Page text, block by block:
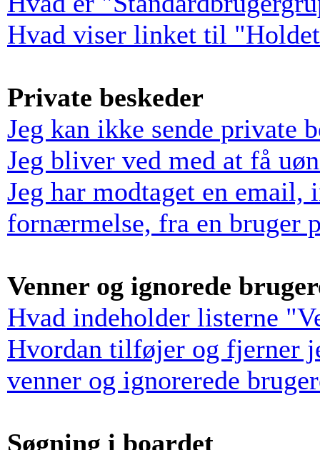
Hvad viser linket til
Private beskeder
Jeg kan ikke sende private
Jeg bliver ved med at få
Jeg har modtaget en email,
fornærmelse, fra en bruger
Venner og ignorede
Hvad indeholder listerne
Hvordan tilføjer og fjerner
venner og ignorerede
Søgning i boardet